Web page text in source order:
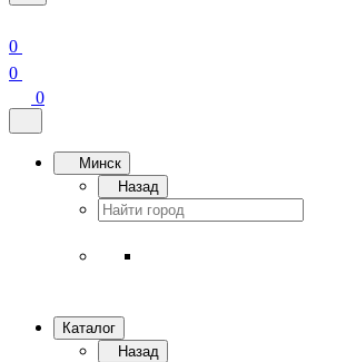
0
0
0
Минск
Назад
Каталог
Назад